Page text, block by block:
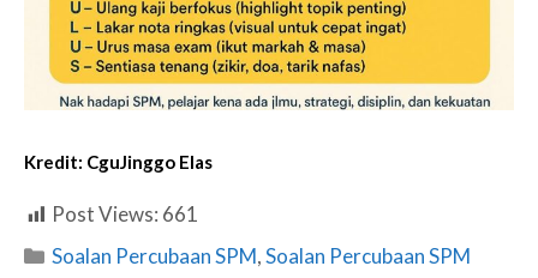
Kredit: CguJinggo Elas
Post Views: 661
Categories
Soalan Percubaan SPM,Soalan Percubaan SPM